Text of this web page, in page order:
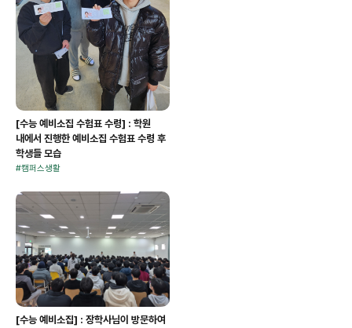
[수능 예비소집 수험표 수령] : 학원
내에서 진행한 예비소집 수험표 수령 후
학생들 모습
#캠퍼스생활
[수능 예비소집] : 장학사님이 방문하여